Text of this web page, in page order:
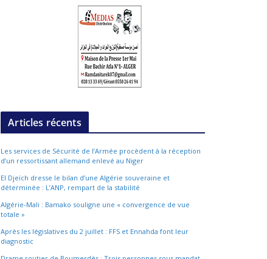
Articles récents
Les services de Sécurité de l’Armée procèdent à la réception
d’un ressortissant allemand enlevé au Niger
El Djeïch dresse le bilan d’une Algérie souveraine et
déterminée : L’ANP, rempart de la stabilité
Algérie-Mali : Bamako souligne une « convergence de vue
totale »
Après les législatives du 2 juillet : FFS et Ennahda font leur
diagnostic